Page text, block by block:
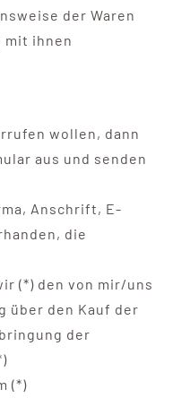
der Waren
mit ihnen
wollen, dann
aus und senden
Anschrift, E-
die
(*) den von mir/uns
über den Kauf der
der
(*)